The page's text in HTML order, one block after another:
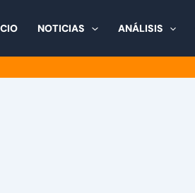
NOTICIAS ANÁLISIS